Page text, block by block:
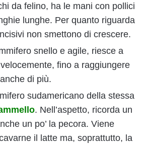
da felino, ha le mani con pollici
lunghe. Per quanto riguarda
non smettono di crescere.
snello e agile, riesce a
fino a raggiungere
di più.
sudamericano della stessa
. Nell’aspetto, ricorda un
un po’ la pecora. Viene
il latte ma, soprattutto, la